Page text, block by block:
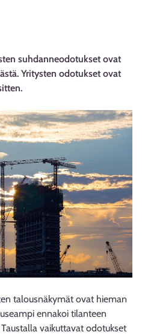
suhdanneodotukset ovat
Yritysten odotukset ovat
talousnäkymät ovat hieman
ennakoi tilanteen
vaikuttavat odotukset